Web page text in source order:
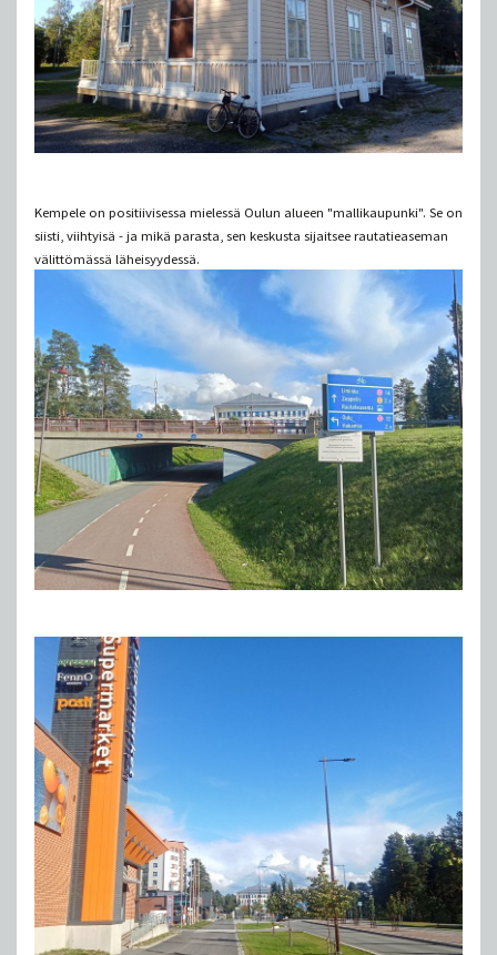
Kempele on positiivisessa mielessä Oulun alueen "mallikaupunki". Se on
siisti, viihtyisä - ja mikä parasta, sen keskusta sijaitsee rautatieaseman
välittömässä läheisyydessä.